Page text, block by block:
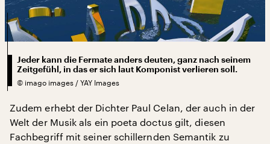
Jeder kann die Fermate anders deuten, ganz nach seinem
Zeitgefühl, in das er sich laut Komponist verlieren soll.
© imago images / YAY Images
Zudem erhebt der Dichter Paul Celan, der auch in der
Welt der Musik als ein poeta doctus gilt, diesen
Fachbegriff mit seiner schillernden Semantik zu